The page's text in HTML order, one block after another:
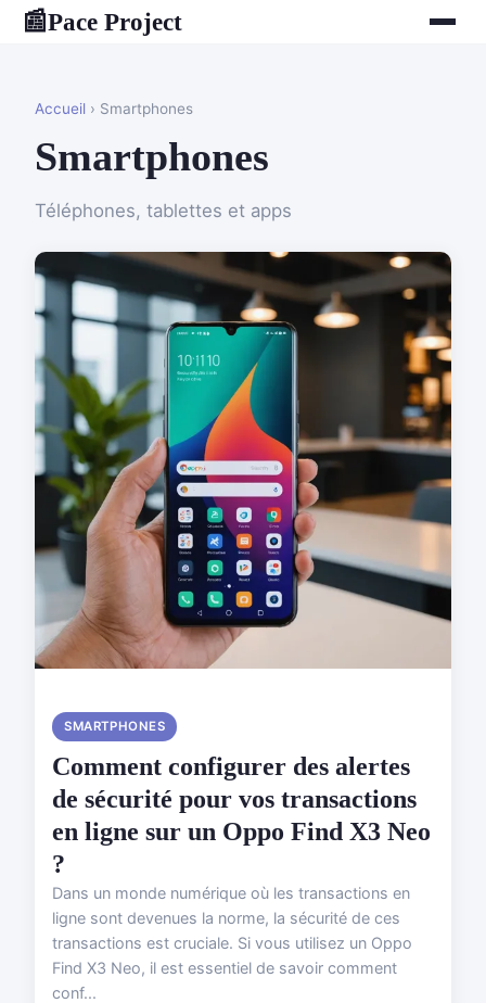
📰Pace Project
Accueil › Smartphones
Smartphones
Téléphones, tablettes et apps
SMARTPHONES
Comment configurer des alertes
de sécurité pour vos transactions
en ligne sur un Oppo Find X3 Neo
?
Dans un monde numérique où les transactions en
ligne sont devenues la norme, la sécurité de ces
transactions est cruciale. Si vous utilisez un Oppo
Find X3 Neo, il est essentiel de savoir comment
conf...